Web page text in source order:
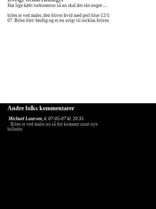
Har lige købt turbomotor så nu skal der ske noget.....
bilen er ved maler, den bliver hvid med perl blue 12/5
07. Bilen blev færdig og er nu solgt til nicklas brixen
Andre folks kommentarer
Michael Laursen, d. 07-05-07 kl. 20.35
Bilen er ved maler nu så der kommer snart nye
billeder